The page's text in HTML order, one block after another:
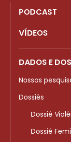
PODCAST
VÍDEOS
DADOS E
Nossas
Dossiês
Dossiê
Dossiê